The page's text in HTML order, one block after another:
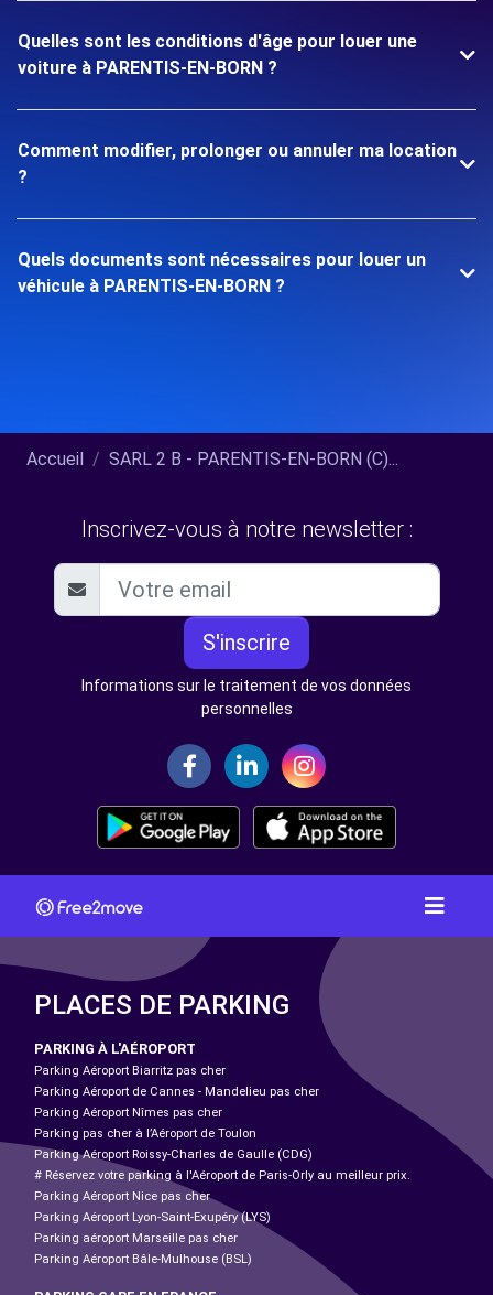
Quelles sont les conditions d'âge pour louer une
voiture à PARENTIS-EN-BORN ?
Comment modifier, prolonger ou annuler ma location
?
Quels documents sont nécessaires pour louer un
véhicule à PARENTIS-EN-BORN ?
Accueil SARL 2 B - PARENTIS-EN-BORN (C)...
Inscrivez-vous à notre newsletter :
S'inscrire
Informations sur le traitement de vos données
personnelles
PLACES DE PARKING
PARKING À L'AÉROPORT
Parking Aéroport Biarritz pas cher
Parking Aéroport de Cannes - Mandelieu pas cher
Parking Aéroport Nîmes pas cher
Parking pas cher à l’Aéroport de Toulon
Parking Aéroport Roissy-Charles de Gaulle (CDG)
# Réservez votre parking à l'Aéroport de Paris-Orly au meilleur prix.
Parking Aéroport Nice pas cher
Parking Aéroport Lyon-Saint-Exupéry (LYS)
Parking aéroport Marseille pas cher
Parking Aéroport Bâle-Mulhouse (BSL)